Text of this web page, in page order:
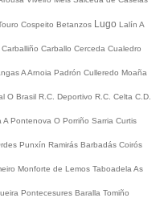
Cospeito Betanzos Lugo Lalín A
Carballiño Carballo Cerceda Cualedro
A Arnoia Padrón Culleredo Moaña
O Brasil R.C. Deportivo R.C. Celta C.D.
A Pontenova O Porriño Sarria Curtis
Punxín Ramirás Barbadás Coirós
Monforte de Lemos Taboadela As
Pontecesures Baralla Tomiño